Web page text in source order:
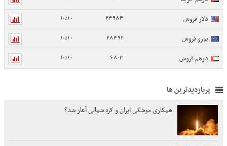
دلار فروش 24984
0 (0%)
یورو فروش 28492
0 (0%)
درهم فروش 6803
0 (0%)
پربازدیدترین ها
همکاری موشکی ایران و کره شمالی آغاز شد؟